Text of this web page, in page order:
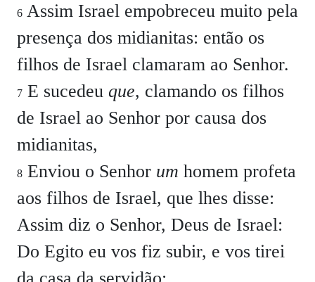
6 Assim Israel empobreceu muito pela
presença dos midianitas: então os
filhos de Israel clamaram ao Senhor.
7 E sucedeu que, clamando os filhos
de Israel ao Senhor por causa dos
midianitas,
8 Enviou o Senhor um homem profeta
aos filhos de Israel, que lhes disse:
Assim diz o Senhor, Deus de Israel:
Do Egito eu vos fiz subir, e vos tirei